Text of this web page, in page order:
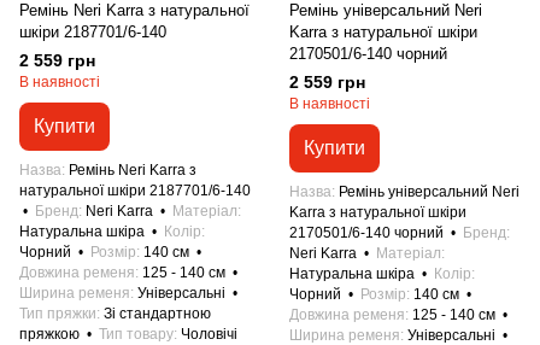
Ремінь Neri Karra з натуральної
шкіри 2187701/6-140
2 559 грн
В наявності
Купити
Назва Ремінь Neri Karra з
натуральної шкіри 2187701/6-140
Бренд Neri Karra
Матеріал
Натуральна шкіра
Колір
Чорний
Розмір 140 см
Довжина ременя 125 - 140 см
Ширина ременя Універсальні
Тип пряжки Зі стандартною
пряжкою
Тип товару Чоловічі
Ремінь універсальний Neri
Karra з натуральної шкіри
2170501/6-140 чорний
2 559 грн
В наявності
Купити
Назва Ремінь універсальний Neri
Karra з натуральної шкіри
2170501/6-140 чорний
Бренд
Neri Karra
Матеріал
Натуральна шкіра
Колір
Чорний
Розмір 140 см
Довжина ременя 125 - 140 см
Ширина ременя Універсальні